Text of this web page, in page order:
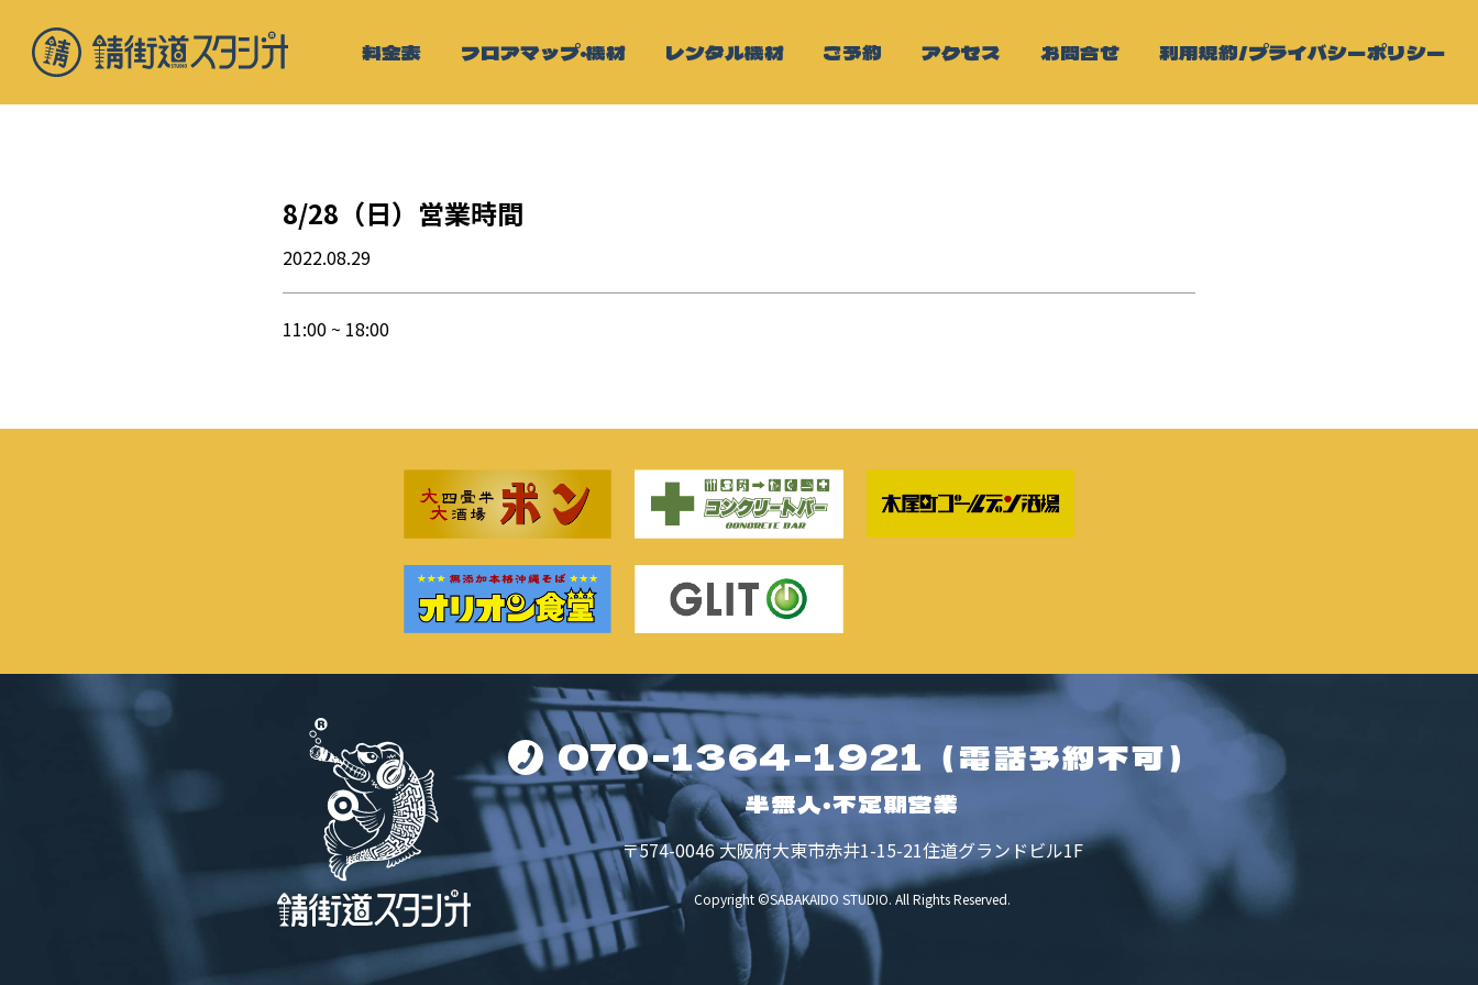
料金表 フロアマップ・機材 レンタル機材 ご予約 アクセス お問合せ 利用規約/プライバシーポリシー
8/28（日）営業時間
2022.08.29
11:00 ~ 18:00
070-1364-1921 （電話予約不可）
半無人・不定期営業
〒574-0046大阪府大東市赤井1-15-21住道グランドビル1F
Copyright ©SABAKAIDO STUDIO.All Rights Reserved.